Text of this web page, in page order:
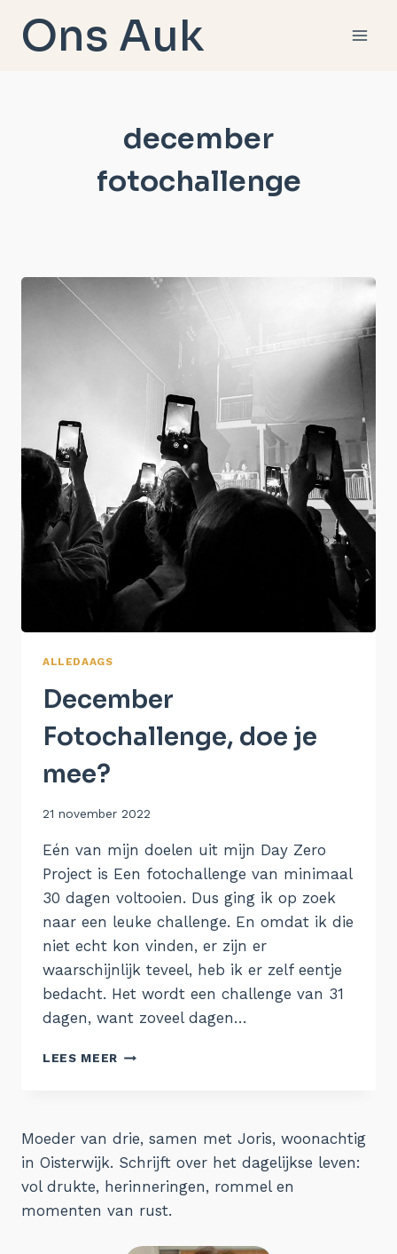
naarOns Auk
december
fotochallenge
ALLEDAAGS
December
Fotochallenge, doe je
mee?
Door
21 november 2022
Eén van mijn doelen uit mijn Day Zero
Project is Een fotochallenge van minimaal
30 dagen voltooien. Dus ging ik op zoek
naar een leuke challenge. En omdat ik die
niet echt kon vinden, er zijn er
waarschijnlijk teveel, heb ik er zelf eentje
bedacht. Het wordt een challenge van 31
dagen, want zoveel dagen…
LEES MEER DECEMBER
Moeder van drie, samen met Joris, woonachtig
in Oisterwijk. Schrijft over het dagelijkse leven:
vol drukte, herinneringen, rommel en
momenten van rust.